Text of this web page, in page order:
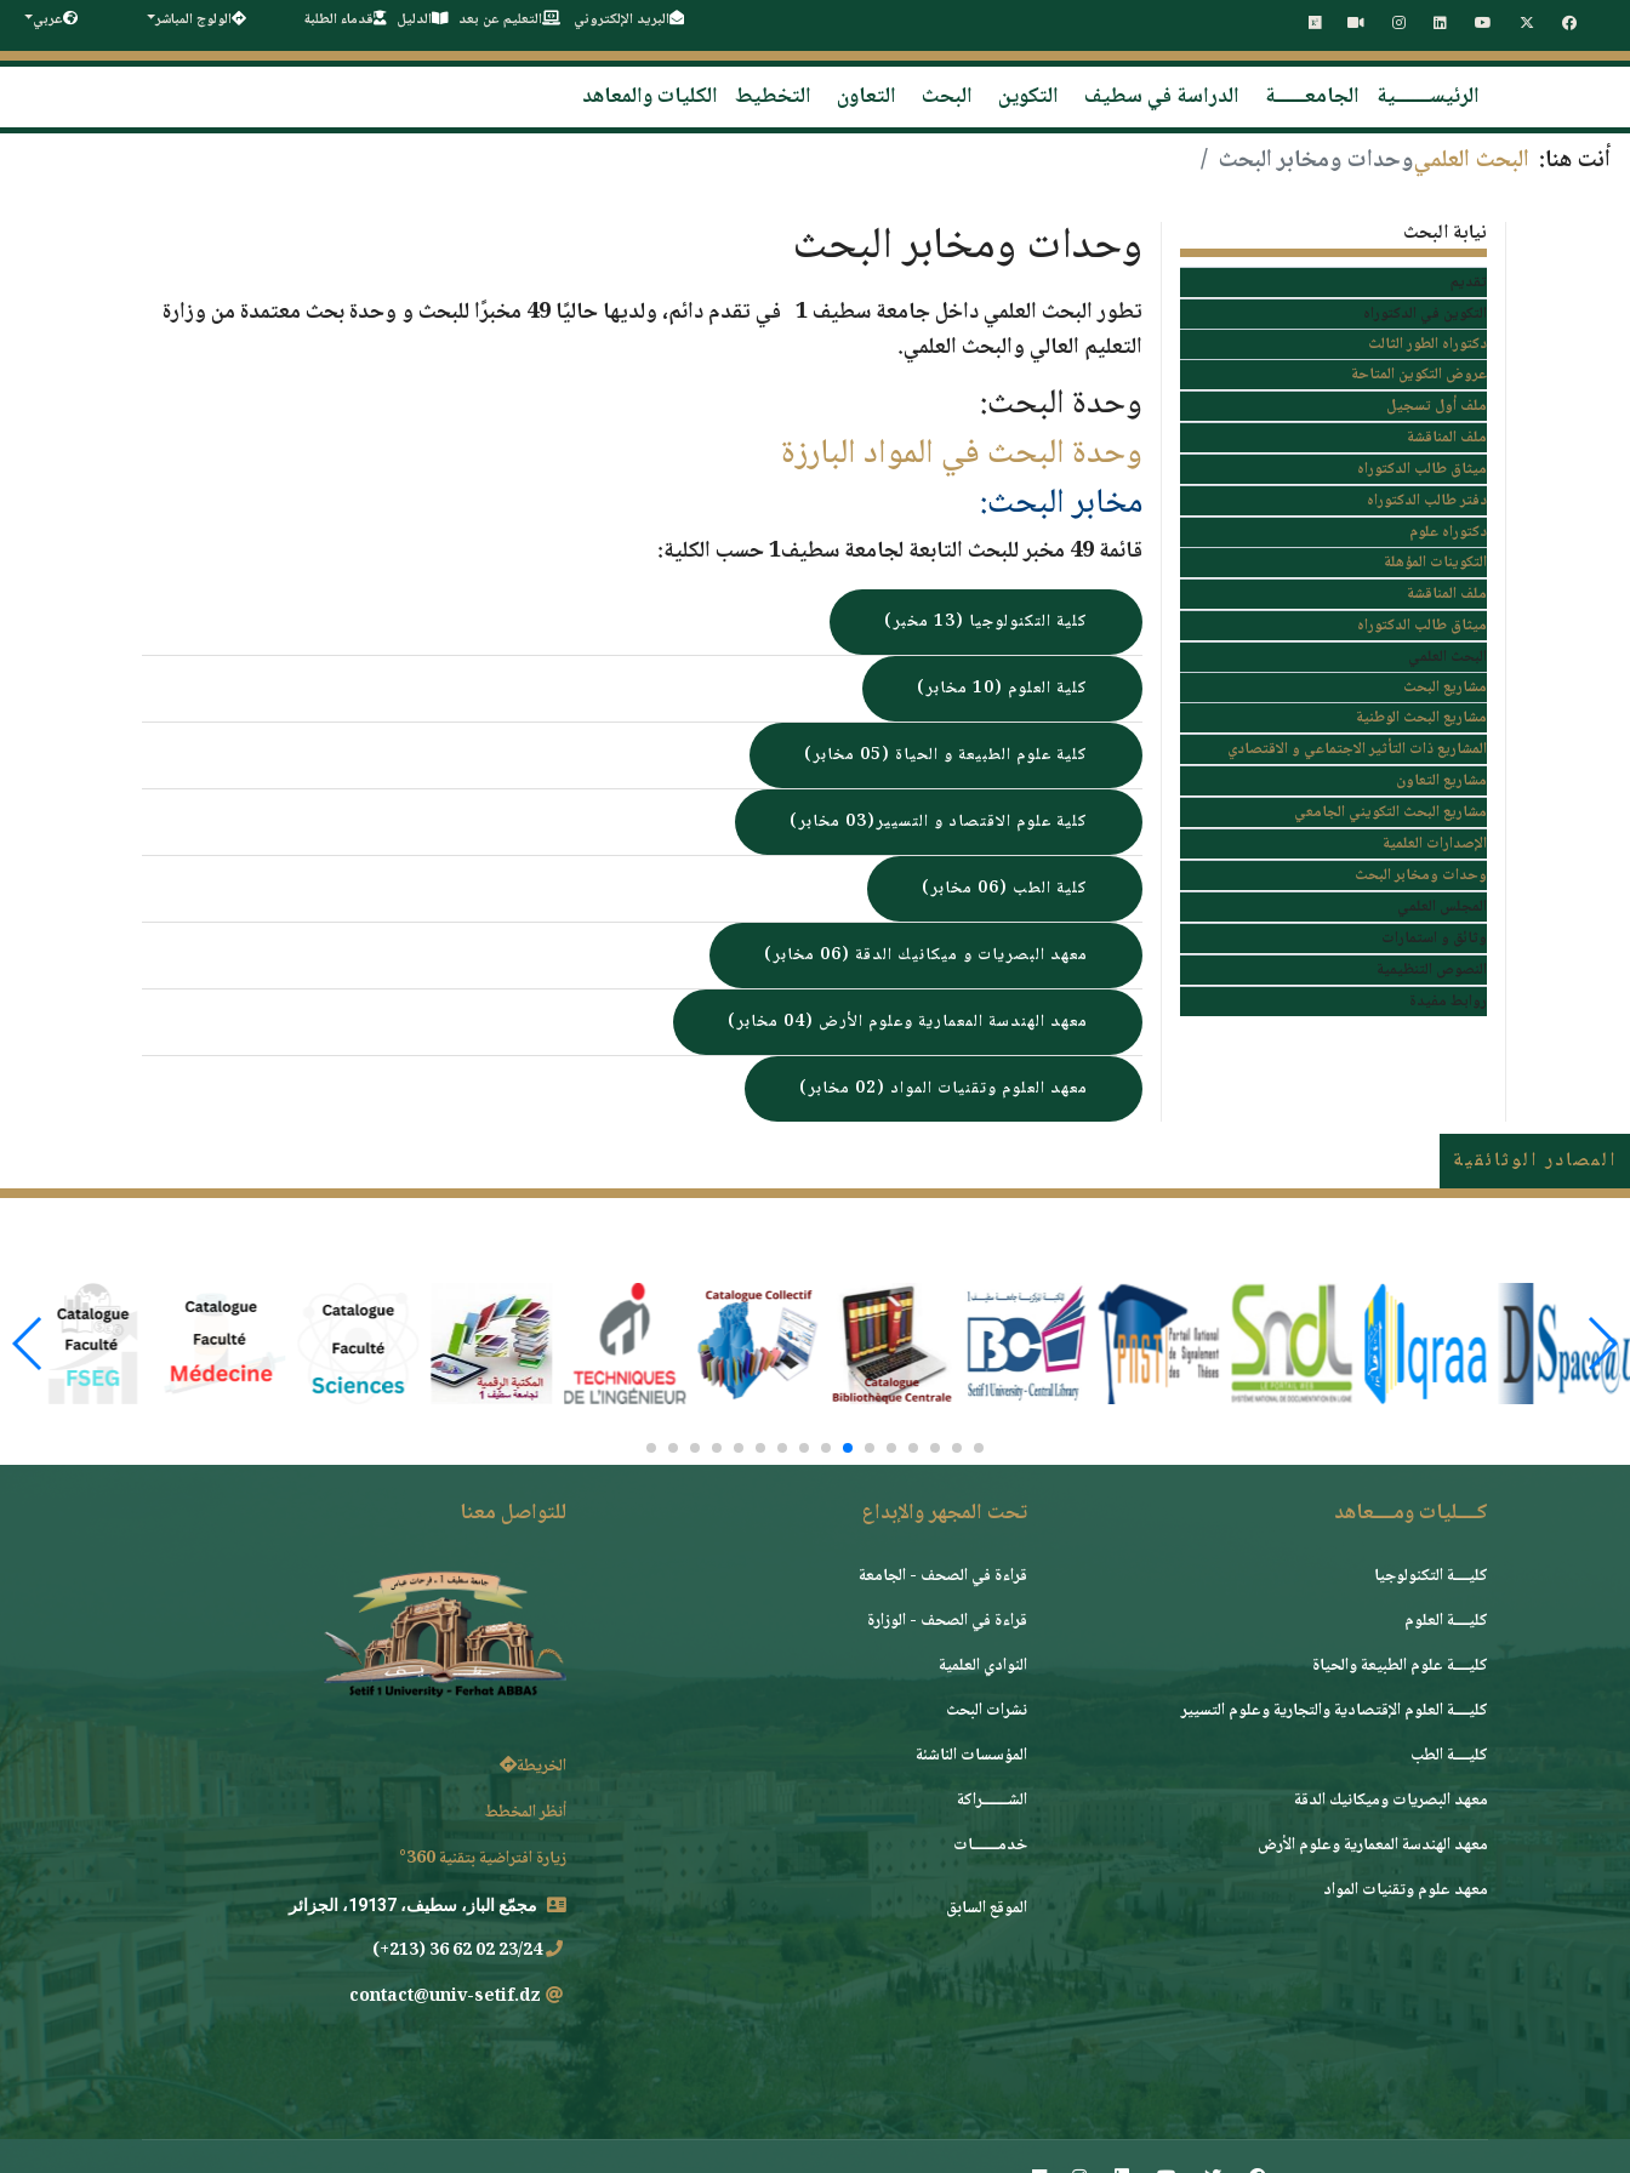
البريد الإلكتروني التعليم عن بعد الدليل قدماء الطلبة الولوج المباشر عربي
الرئيســـــــية الجامعــــــة الدراسة في سطيف التكوين البحث التعاون التخطيط الكليات والمعاهد
أنت هنا: البحث العلميوحدات ومخابر البحث
نيابة البحث
تقديم
التكوين في الدكتوراه
دكتوراه الطور الثالث
عروض التكوين المتاحة
ملف أول تسجيل
ملف المناقشة
ميثاق طالب الدكتوراه
دفتر طالب الدكتوراه
دكتوراه علوم
التكوينات المؤهلة
ملف المناقشة
ميثاق طالب الدكتوراه
البحث العلمي
مشاريع البحث
مشاريع البحث الوطنية
المشاريع ذات التأثير الاجتماعي و الاقتصادي
مشاريع التعاون
مشاريع البحث التكويني الجامعي
الإصدارات العلمية
وحدات ومخابر البحث
المجلس العلمي
وثائق و استمارات
النصوص التنظيمية
روابط مفيدة
وحدات ومخابر البحث
تطور البحث العلمي داخل جامعة سطيف 1 في تقدم دائم، ولديها حاليًا 49 مخبرًا للبحث و وحدة بحث معتمدة من وزارة
التعليم العالي والبحث العلمي.
وحدة البحث:
وحدة البحث في المواد البارزة
مخابر البحث:
قائمة 49 مخبر للبحث التابعة لجامعة سطيف1 حسب الكلية:
كلية التكنولوجيا (13 مخبر)
كلية العلوم (10 مخابر)
كلية علوم الطبيعة و الحياة (05 مخابر)
كلية علوم الاقتصاد و التسيير(03 مخابر)
كلية الطب (06 مخابر)
معهد البصريات و ميكانيك الدقة (06 مخابر)
معهد الهندسة المعمارية وعلوم الأرض (04 مخابر)
معهد العلوم وتقنيات المواد (02 مخابر)
المصادر الوثائقية
كــــليات ومــــعاهد
كليــــة التكنولوجيا
كليــــة العلوم
كليــــة علوم الطبيعة والحياة
كليــــة العلوم الإقتصادية والتجارية وعلوم التسيير
كليــــة الطب
معهد البصريات وميكانيك الدقة
معهد الهندسة المعمارية وعلوم الأرض
معهد علوم وتقنيات المواد
تحت المجهر والإبداع
قراءة في الصحف - الجامعة
قراءة في الصحف - الوزارة
النوادي العلمية
نشرات البحث
المؤسسات الناشئة
الشـــــــراكة
خدمـــــــات
الموقع السابق
للتواصل معنا
الخريطة
أنظر المخطط
زيارة افتراضية بتقنية 360°
مجمّع الباز، سطيف، 19137، الجزائر
23/24 02 62 36 (213+)
contact@univ-setif.dz